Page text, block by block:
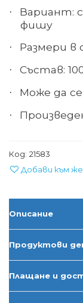
·
Вариант:
фишу
· Размери в
· Състав:
· Може да
·
Код: 21583
Добави към
Описание
Продуктови
Плащане и